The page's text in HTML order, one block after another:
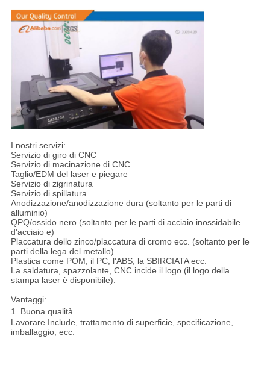
I nostri servizi:
Servizio di giro di CNC
Servizio di macinazione di CNC
Taglio/EDM del laser e piegare
Servizio di zigrinatura
Servizio di spillatura
Anodizzazione/anodizzazione dura (soltanto per le parti di
alluminio)
QPQ/ossido nero (soltanto per le parti di acciaio inossidabile
d'acciaio e)
Placcatura dello zinco/placcatura di cromo ecc. (soltanto per le
parti della lega del metallo)
Plastica come POM, il PC, l'ABS, la SBIRCIATA ecc.
La saldatura, spazzolante, CNC incide il logo (il logo della
stampa laser è disponibile).
Vantaggi:
1. Buona qualità
Lavorare Include, trattamento di superficie, specificazione,
imballaggio, ecc.